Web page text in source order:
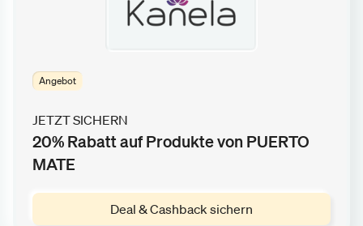
Angebot
JETZT SICHERN
20% Rabatt auf Produkte von PUERTO
MATE
Deal & Cashback sichern